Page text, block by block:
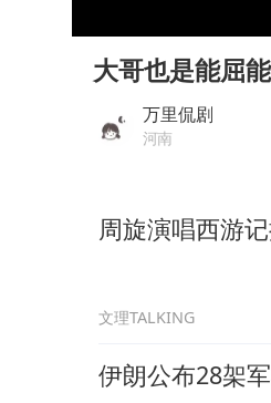
大哥也是能屈
万里侃剧
河南
周旋演唱西游
文理TALKING
伊朗公布28架